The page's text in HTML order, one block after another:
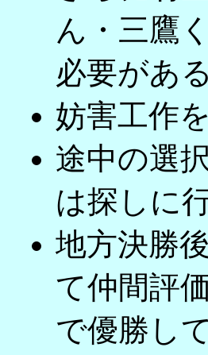
ん・三鷹
必要がある
妨害工作
途中の選
は探しに
地方決勝
て仲間評
で優勝し